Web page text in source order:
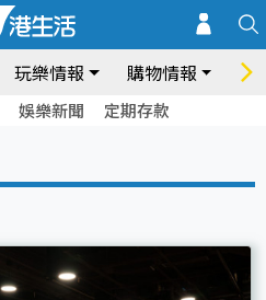
玩樂情報 購物情報 飲
娛樂新聞 定期存款